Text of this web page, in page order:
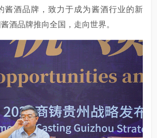
酱酒品牌，致力于成为酱酒行业的新
酒品牌推向全国，走向世界。